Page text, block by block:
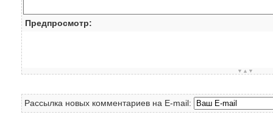
Предпросмотр:
▼▲▼
Рассылка новых комментариев на E-mail: